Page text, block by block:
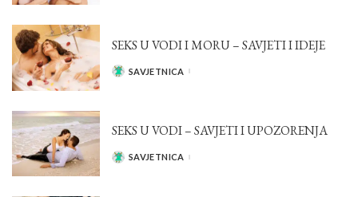
SEKS U VODI I MORU – SAVJETI I IDEJE
POSTED
SAVJETNICA
SEKS U VODI – SAVJETI I UPOZORENJA
POSTED
SAVJETNICA